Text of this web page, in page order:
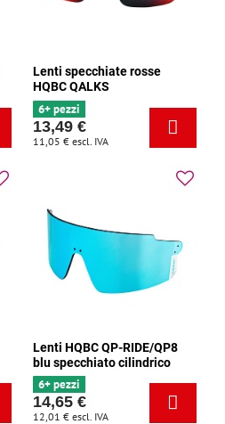
Lenti specchiate rosse
HQBC QALKS
6+ pezzi
13,49 €
11,05 € escl. IVA
Lenti HQBC QP-RIDE/QP8
blu specchiato cilindrico
6+ pezzi
14,65 €
12,01 € escl. IVA